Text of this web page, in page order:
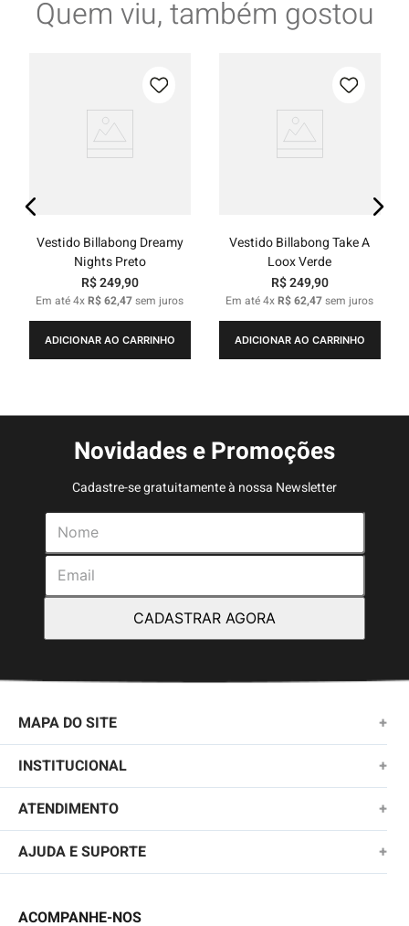
Quem viu, também gostou
Vestido Billabong Dreamy
Nights Preto
R$249,90
Em até4xR$62,47sem juros
ADICIONAR AO CARRINHO
Vestido Billabong Take A
Loox Verde
R$249,90
Em até4xR$62,47sem juros
ADICIONAR AO CARRINHO
Novidades e Promoções
Cadastre-se gratuitamente à nossa Newsletter
CADASTRAR AGORA
MAPA DO SITE +
NOVIDADES
MASCULINO
KIDS
FEMININO
ACESSÓRIOS
INSTITUCIONAL +
SOBRE NÓS
TROCAS E DEVOLUÇÕES
POLÍTICA DE ENTREGA
POLÍTICA DE PRIVACIDADE
ATENDIMENTO +
(11)2010-1028
FALE CONOSCO
AJUDA E SUPORTE +
ACOMPANHE-NOS